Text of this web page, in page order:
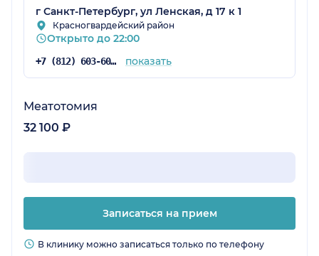
анализы проверят быстро и пришлют
результат
г Санкт-Петербург, ул Ленская, д 17 к 1
Красногвардейский район
Открыто до 22:00
+7 (812) 603-60-42 показать
Меатотомия
32 100 ₽
Записаться на прием
В клинику можно записаться только по телефону